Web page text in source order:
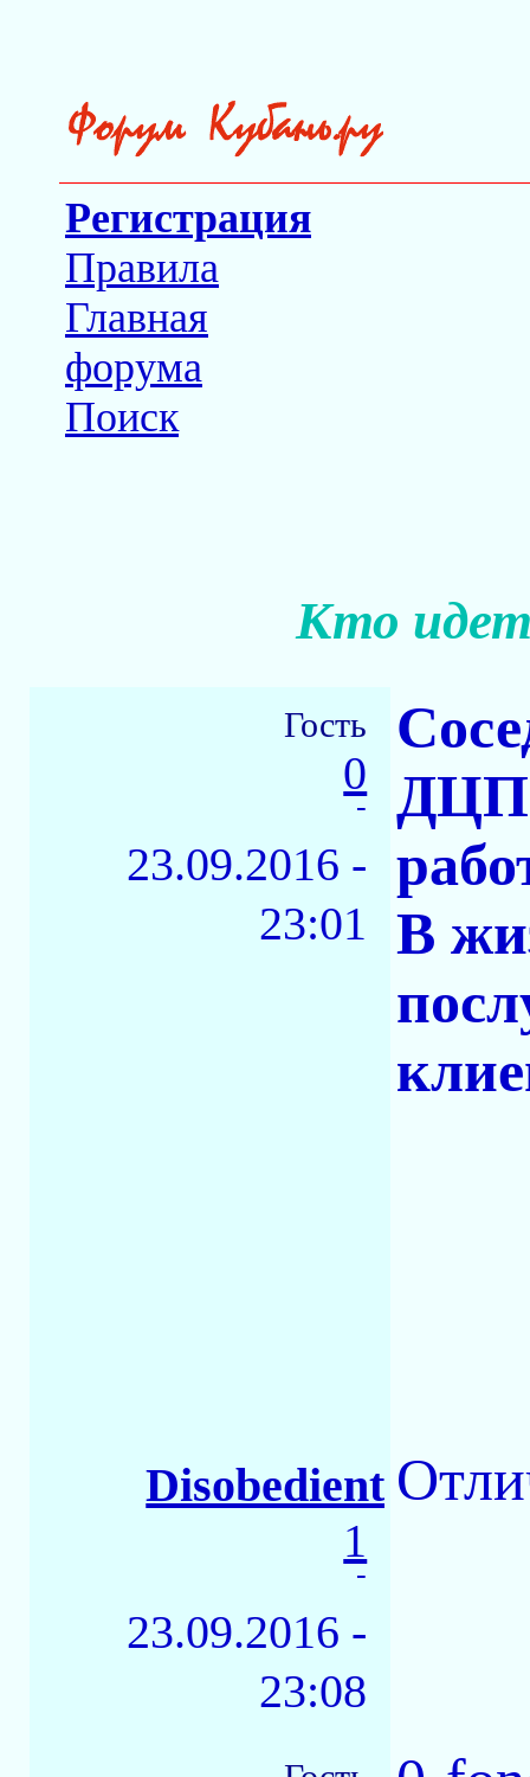
Регистрация
Правила
Главная
форума
Поиск
Кто
Гость
0
-
23.09.2016 -
23:01
ДЦП)
В
Disobedient
1
-
23.09.2016 -
23:08